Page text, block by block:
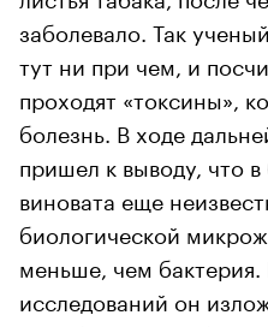
заболевало. Так
тут ни при чем, и
проходят «токсины»,
болезнь. В ходе
пришел к выводу, что
виновата еще
биологической
меньше, чем бактерия.
исследований он